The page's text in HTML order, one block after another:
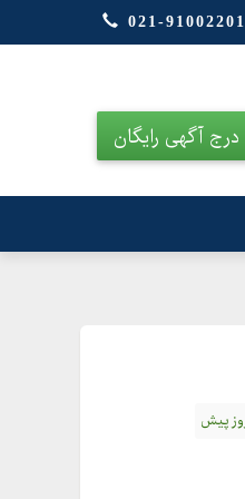
021-91002201
درج آگهی رایگان